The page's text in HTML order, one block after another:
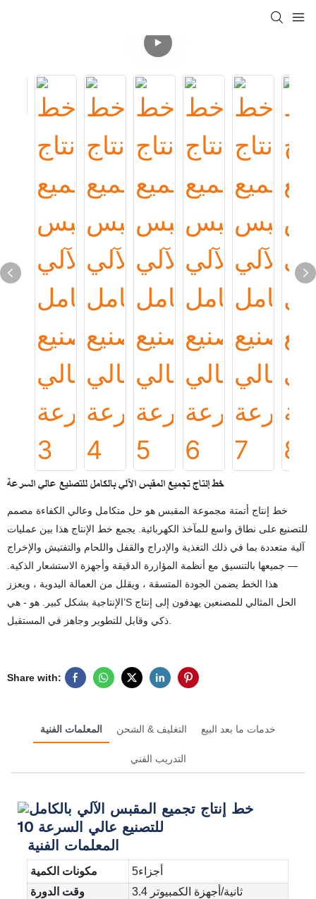
خط إنتاج تجميع المقبس الآلي بالكامل للتصنيع عالي السرعة
خط إنتاج أتمتة مجموعة المقبس هو حل متكامل وعالي الكفاءة مصمم
للتصنيع على نطاق واسع للمآخذ الكهربائية. يجمع خط الإنتاج هذا بين عمليات
آلية متعددة بما في ذلك التغذية والإدراج والقفل واللحام والتفتيش والإخراج
— جميعها بالتنسيق مع أنظمة المؤازرة الدقيقة وأجهزة الاستشعار الذكية.
هذا الخط يضمن الجودة المتسقة ، ويقلل من العمالة اليدوية ، ويعزز
الإنتاجية بشكل كبير. هو - هي’S الحل المثالي للمصنعين يهدفون إلى إنتاج
Share with:
المعلمات الفنية التغليف & الشحن خدمات ما بعد البيع
التدريب الفني
المعلمات الفنية
مكونات الكمية
أجزاء5
وقت الدورة
3.4 ثانية/أجهزة الكمبيوتر